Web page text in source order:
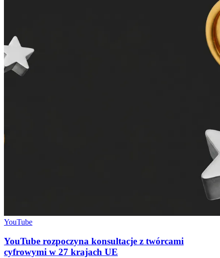
YouTube
YouTube rozpoczyna konsultacje z twórcami
cyfrowymi w 27 krajach UE